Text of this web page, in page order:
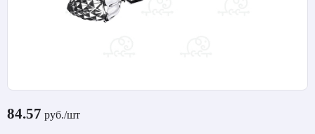
84.57 руб./шт